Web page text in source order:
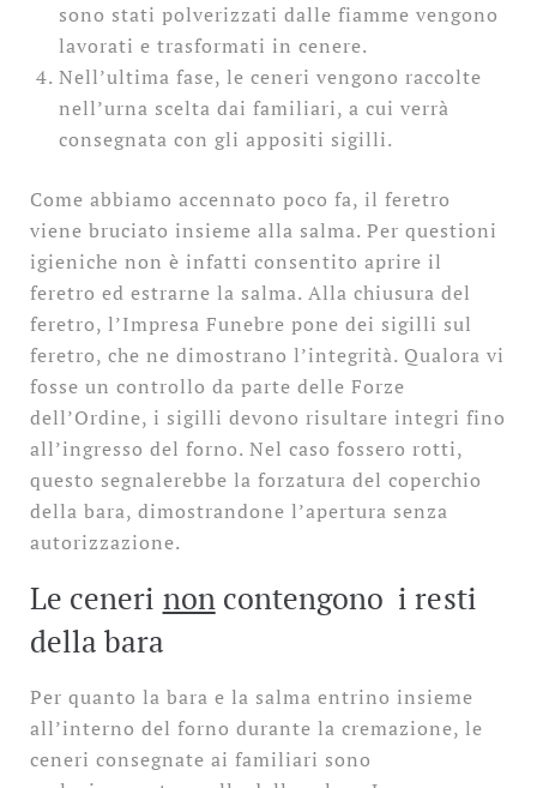
sono stati polverizzati dalle fiamme vengono
lavorati e trasformati in cenere.
Nell’ultima fase, le ceneri vengono raccolte
nell’urna scelta dai familiari, a cui verrà
consegnata con gli appositi sigilli.
Come abbiamo accennato poco fa, il feretro
viene bruciato insieme alla salma. Per questioni
igieniche non è infatti consentito aprire il
feretro ed estrarne la salma. Alla chiusura del
feretro, l’Impresa Funebre pone dei sigilli sul
feretro, che ne dimostrano l’integrità. Qualora vi
fosse un controllo da parte delle Forze
dell’Ordine, i sigilli devono risultare integri fino
all’ingresso del forno. Nel caso fossero rotti,
questo segnalerebbe la forzatura del coperchio
della bara, dimostrandone l’apertura senza
autorizzazione.
Le ceneri noncontengono i resti
della bara
Per quanto la bara e la salma entrino insieme
all’interno del forno durante la cremazione, le
ceneri consegnate ai familiari sono